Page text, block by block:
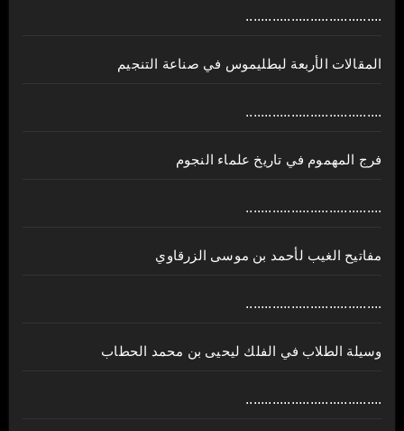
....................................
المقالات الأربعة لبطليموس في صناعة التنجيم
....................................
فرج المهموم في تاريخ علماء النجوم
....................................
مفاتيح الغيب لأحمد بن موسى الزرقاوي
....................................
وسيلة الطلاب في الفلك ليحيى بن محمد الحطاب
....................................